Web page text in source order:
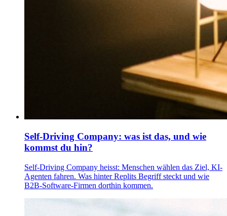
Self-Driving Company: was ist das, und wie
kommst du hin?
Self-Driving Company heisst: Menschen wählen das Ziel, KI-
Agenten fahren. Was hinter Replits Begriff steckt und wie
B2B-Software-Firmen dorthin kommen.